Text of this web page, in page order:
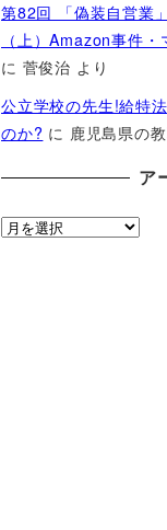
第82回 「偽装自営業
（上）Amazon事件
に 菅俊治 より
公立学校の先生!給特
のか? に 鹿児島県の
ア
ア